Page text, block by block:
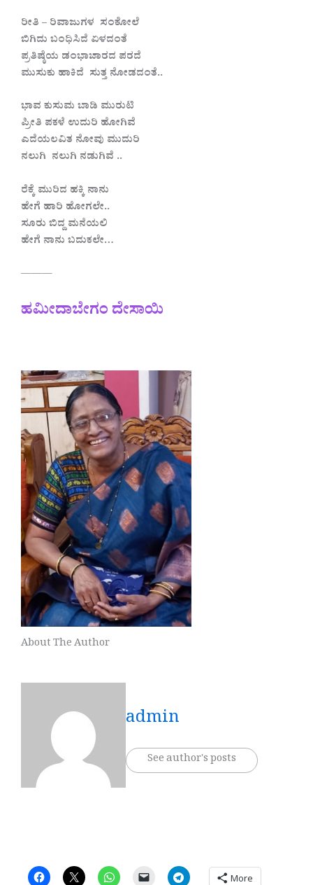
ರೀತಿ – ರಿವಾಜುಗಳ ಸಂಕೋಲೆ
ಬಿಗಿದು ಬಂಧಿಸಿದೆ ಏಳದಂತೆ
ಪ್ರತಿಷ್ಠೆಯ ಡಂಭಾಚಾರದ ಪರದೆ
ಮುಸುಕು ಹಾಕಿದೆ ಸುತ್ತ ನೋಡದಂತೆ..
ಭಾವ ಕುಸುಮ ಬಾಡಿ ಮುರುಟಿ
ಪ್ರೀತಿ ಪಕಳೆ ಉದುರಿ ಹೋಗಿವೆ
ಎದೆಯಲವಿತ ನೋವು ಮುದುರಿ
ನಲುಗಿ ನಲುಗಿ ನಡುಗಿವೆ ..
ರೆಕ್ಕೆ ಮುರಿದ ಹಕ್ಕಿ ನಾನು
ಹೇಗೆ ಹಾರಿ ಹೋಗಲೇ..
ಸೂರು ಬಿದ್ದ ಮನೆಯಲಿ
ಹೇಗೆ ನಾನು ಬದುಕಲೇ…
———
ಹಮೀದಾಬೇಗಂ ದೇಸಾಯಿ
About The Author
admin
See author's posts
More